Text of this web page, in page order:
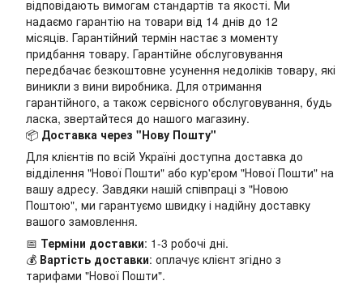
відповідають вимогам стандартів та якості. Ми
надаємо гарантію на товари від 14 днів до 12
місяців. Гарантійний термін настає з моменту
придбання товару. Гарантійне обслуговування
передбачає безкоштовне усунення недоліків товару, які
виникли з вини виробника. Для отримання
гарантійного, а також сервісного обслуговування, будь
ласка, звертайтеся до нашого магазину.
📦 Доставка через "Нову Пошту"
Для клієнтів по всій Україні доступна доставка до
відділення "Нової Пошти" або кур'єром "Нової Пошти" на
вашу адресу. Завдяки нашій співпраці з "Новою
Поштою", ми гарантуємо швидку і надійну доставку
вашого замовлення.
📅 Терміни доставки: 1-3 робочі дні.
💰 Вартість доставки: оплачує клієнт згідно з
тарифами "Нової Пошти".